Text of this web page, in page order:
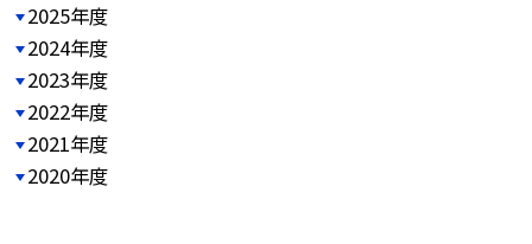
2025年度
2024年度
2023年度
2022年度
2021年度
2020年度